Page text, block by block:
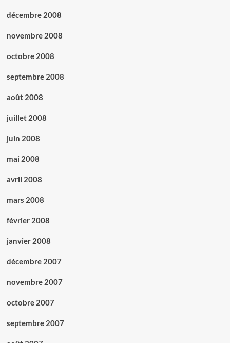
décembre 2008
novembre 2008
octobre 2008
septembre 2008
août 2008
juillet 2008
juin 2008
mai 2008
avril 2008
mars 2008
février 2008
janvier 2008
décembre 2007
novembre 2007
octobre 2007
septembre 2007